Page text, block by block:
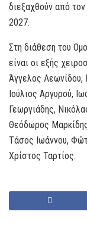
διεξαχθούν από
2027.
Στη διάθεση του
είναι οι εξής
Άγγελος Λεωνίδου,
Ιούλιος Αργυρού,
Γεωργιάδης,
Θεόδωρος
Tάσος Ιωάννου,
Χρίστος Ταρτίος.